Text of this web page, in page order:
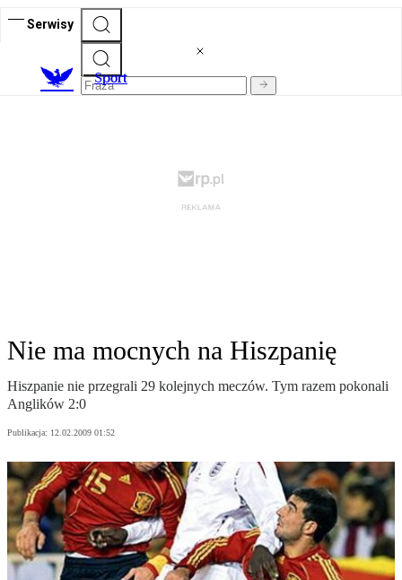
Serwisy
Sport
Nie ma mocnych na Hiszpanię
Hiszpanie nie przegrali 29 kolejnych meczów. Tym razem pokonali
Anglików 2:0
Publikacja: 12.02.2009 01:52